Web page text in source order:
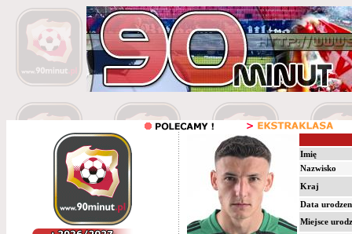
Imię
Nazwisko
Kraj
Data
Miejsce